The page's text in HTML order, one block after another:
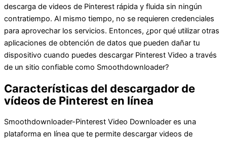
descarga de videos de Pinterest rápida y fluida sin ningún
contratiempo. Al mismo tiempo, no se requieren credenciales
para aprovechar los servicios. Entonces, ¿por qué utilizar otras
aplicaciones de obtención de datos que pueden dañar tu
dispositivo cuando puedes descargar Pinterest Video a través
de un sitio confiable como Smoothdownloader?
Características del descargador de
vídeos de Pinterest en línea
Smoothdownloader-Pinterest Video Downloader es una
plataforma en línea que te permite descargar videos de